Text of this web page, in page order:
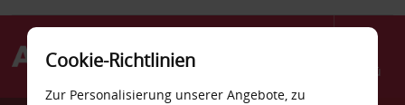
Menü
Cookie-Richtlinien
Zur Personalisierung unserer Angebote, zu